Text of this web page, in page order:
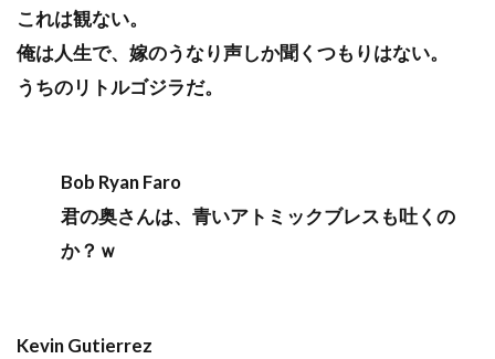
これは観ない。
俺は人生で、嫁のうなり声しか聞くつもりはない。
うちのリトルゴジラだ。
Bob Ryan Faro
君の奥さんは、青いアトミックブレスも吐くの
か？ｗ
Kevin Gutierrez